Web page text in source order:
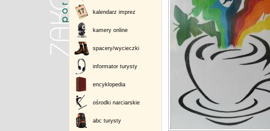
kalendarz imprez
kamery online
spacery/wycieczki
informator turysty
encyklopedia
ośrodki narciarskie
abc turysty